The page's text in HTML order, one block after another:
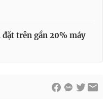
đặt trên gần 20% máy